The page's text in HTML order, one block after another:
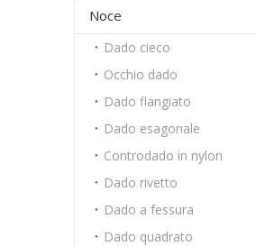
Noce
Dado cieco
Occhio dado
Dado flangiato
Dado esagonale
Controdado in nylon
Dado rivetto
Dado a fessura
Dado quadrato